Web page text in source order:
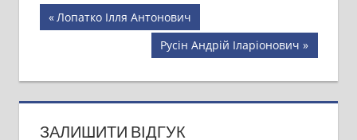
Навігація
Previous
Post:
Лопатко Ілля Антонович
Next
Post:
Русін Андрій Іларіонович
ЗАЛИШИТИ ВІДГУК